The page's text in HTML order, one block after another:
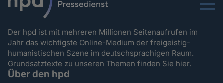
Menu
Der hpd ist mit mehreren Millionen Seitenaufrufen im
Jahr das wichtigste Online-Medium der freigeistig-
humanistischen Szene im deutschsprachigen Raum.
Grundsatztexte zu unseren Themenfinden Sie hier.
Über den hpd